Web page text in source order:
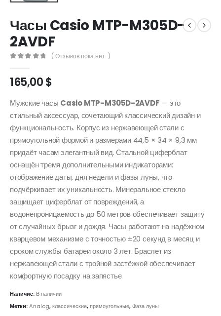
Часы Casio MTP-M305D-
2AVDF
( Отзывов пока нет. )
165,00$
​Мужские часы Casio MTP-M305D-2AVDF — это
стильный аксессуар, сочетающий классический дизайн и
функциональность. Корпус из нержавеющей стали с
прямоугольной формой и размерами 44,5 × 34 × 9,3 мм
придаёт часам элегантный вид. Стальной циферблат
оснащён тремя дополнительными индикаторами:
отображение даты, дня недели и фазы луны, что
подчёркивает их уникальность. Минеральное стекло
защищает циферблат от повреждений, а
водонепроницаемость до 50 метров обеспечивает защиту
от случайных брызг и дождя. Часы работают на надёжном
кварцевом механизме с точностью ±20 секунд в месяц и
сроком службы батареи около 3 лет. Браслет из
нержавеющей стали с тройной застёжкой обеспечивает
комфортную посадку на запястье.
Наличие: В наличии
Метки:Analog,классические,прямоугольные,Фаза луны